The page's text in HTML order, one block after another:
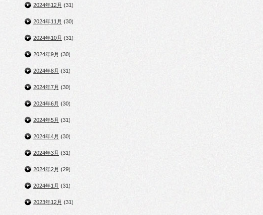
2024年12月 (31)
2024年11月 (30)
2024年10月 (31)
2024年9月 (30)
2024年8月 (31)
2024年7月 (30)
2024年6月 (30)
2024年5月 (31)
2024年4月 (30)
2024年3月 (31)
2024年2月 (29)
2024年1月 (31)
2023年12月 (31)